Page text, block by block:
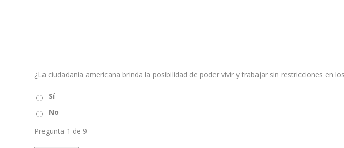
¿La ciudadanía americana brinda la posibilidad de poder vivir y trabajar sin restricciones en
Sí
No
Pregunta 1 de 9